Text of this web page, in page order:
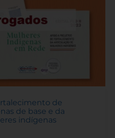
de
de base e da
indígenas